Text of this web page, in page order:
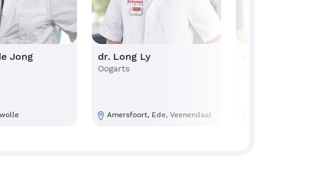
Jong dr. Long Ly
Oogarts
Amersfoort, Ede, Veenendaal